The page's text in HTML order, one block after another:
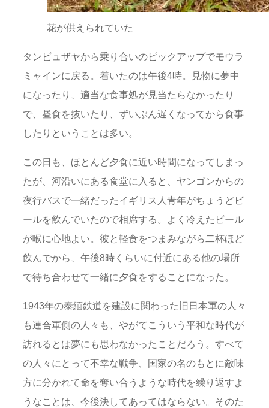
花が供えられていた
タンビュザヤから乗り合いのピックアップでモウラ
ミャインに戻る。着いたのは午後4時。見物に夢中
になったり、適当な食事処が見当たらなかったり
で、昼食を抜いたり、ずいぶん遅くなってから食事
したりということは多い。
この日も、ほとんど夕食に近い時間になってしまっ
たが、河沿いにある食堂に入ると、ヤンゴンからの
夜行バスで一緒だったイギリス人青年がちょうどビ
ールを飲んでいたので相席する。よく冷えたビール
が喉に心地よい。彼と軽食をつまみながら二杯ほど
飲んでから、午後8時くらいに付近にある他の場所
で待ち合わせて一緒に夕食をすることになった。
1943年の泰緬鉄道を建設に関わった旧日本軍の人々
も連合軍側の人々も、やがてこういう平和な時代が
訪れるとは夢にも思わなかったことだろう。すべて
の人々にとって不幸な戦争、国家の名のもとに敵味
方に分かれて命を奪い合うような時代を繰り返すよ
うなことは、今後決してあってはならない。そのた